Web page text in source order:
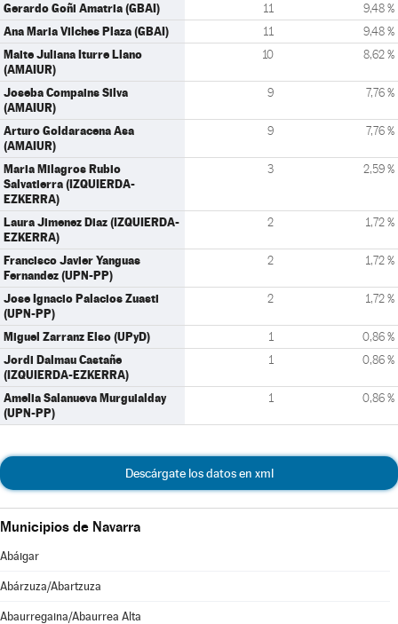
Gerardo Goñi Amatria (GBAI) 11 9,48 %
Ana Maria Vilches Plaza (GBAI) 11 9,48 %
Maite Juliana Iturre Llano
(AMAIUR)
10 8,62 %
Joseba Compains Silva
(AMAIUR)
9 7,76 %
Arturo Goldaracena Asa
(AMAIUR)
9 7,76 %
Maria Milagros Rubio
Salvatierra (IZQUIERDA-
EZKERRA)
3 2,59 %
Laura Jimenez Diaz (IZQUIERDA-
EZKERRA)
2 1,72 %
Francisco Javier Yanguas
Fernandez (UPN-PP)
2 1,72 %
Jose Ignacio Palacios Zuasti
(UPN-PP)
2 1,72 %
Miguel Zarranz Elso (UPyD) 1 0,86 %
Jordi Dalmau Castañe
(IZQUIERDA-EZKERRA)
1 0,86 %
Amelia Salanueva Murguialday
(UPN-PP)
1 0,86 %
Descárgate los datos en xml
Municipios de Navarra
Abáigar
Abárzuza/Abartzuza
Abaurregaina/Abaurrea Alta